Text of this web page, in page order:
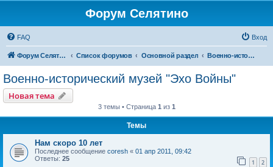
Форум Селятино
FAQ Вход
Форум Селятино Список форумов Основной раздел Военно-исторический музей "Эхо Войны"
Военно-исторический музей "Эхо Войны"
Новая тема
3 темы • Страница 1 из 1
Темы
Нам скоро 10 лет
Последнее сообщение coresh « 01 апр 2011, 09:42
Ответы: 25 1 2